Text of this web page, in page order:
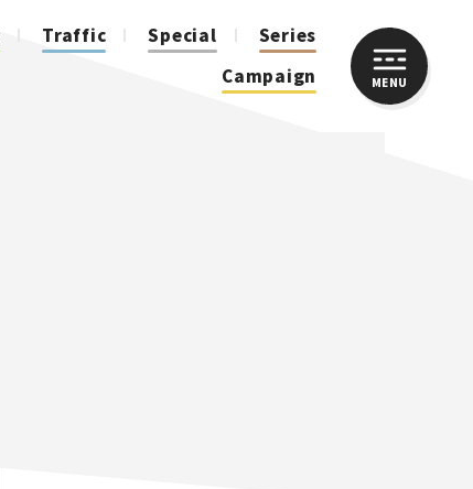
Traffic Special
Series
Campaign
MENUCLOSE